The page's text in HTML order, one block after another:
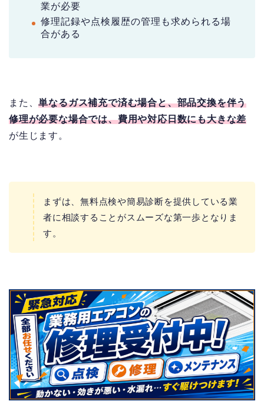
業が必要
修理記録や点検履歴の管理も求められる場
合がある
また、単なるガス補充で済む場合と、部品交換を伴う
修理が必要な場合では、費用や対応日数にも大きな差
が生じます。
まずは、無料点検や簡易診断を提供している業
者に相談することがスムーズな第一歩となりま
す。